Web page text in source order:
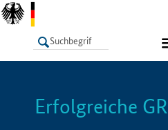
LISTE
Erfolgreiche